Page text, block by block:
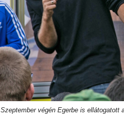
Szeptember végén Egerbe is ellátogatott